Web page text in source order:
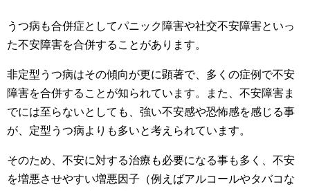
うつ病も合併症としてパニック障害や社交不安障害といっ
た不安障害を合併することがあります。
非定型うつ病はその傾向が更に顕著で、多くの症例で不安
障害を合併することが知られています。また、不安障害ま
でには至らないとしても、強い不安感や恐怖感を感じる事
が、定型うつ病よりも多いと考えられています。
そのため、不安に対する治療も必要になる事も多く、不安
を増悪させやすい増悪因子（例えばアルコールやタバコな